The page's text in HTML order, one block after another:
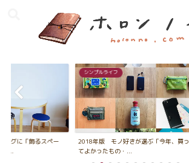
ングに「飾るスペー
シンプルライフ
2018年版 モノ好きが選ぶ「今年、買っ
てよかったもの・...